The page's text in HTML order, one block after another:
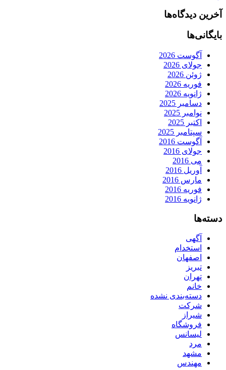
آخرین دیدگاه‌ها
بایگانی‌ها
آگوست 2026
جولای 2026
ژوئن 2026
فوریه 2026
ژانویه 2026
دسامبر 2025
نوامبر 2025
اکتبر 2025
سپتامبر 2025
آگوست 2016
جولای 2016
می 2016
آوریل 2016
مارس 2016
فوریه 2016
ژانویه 2016
دسته‌ها
آگهی
استخدام
اصفهان
تبریز
تهران
خانم
دسته‌بندی نشده
شرکت
شیراز
فروشگاه
لیسانس
مرد
مشهد
مهندس